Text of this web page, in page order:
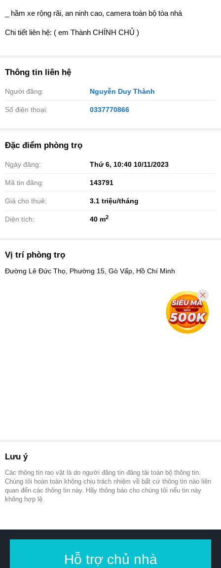
_ hầm xe rộng rãi, an ninh cao, camera toàn bộ tòa nhà
Chi tiết liên hệ: ( em Thành CHÍNH CHỦ )
Thông tin liên hệ
Người đăng: Nguyễn Duy Thành
Số điện thoại: 0337770866
Đặc điểm phòng trọ
Ngày đăng: Thứ 6, 10:40 10/11/2023
Mã tin đăng: 143791
Giá cho thuê: 3.1 triệu/tháng
Diện tích: 40 m2
Vị trí phòng trọ
Đường Lê Đức Thọ, Phường 15, Gò Vấp, Hồ Chí Minh
Lưu ý
Các thông tin rao vặt là do người đăng tin đăng tải toàn bộ thông tin.
Chúng tôi hoàn toàn không chịu trách nhiệm về bất cứ thông tin nào liên
quan đến các thông tin này. Hãy thông báo cho chúng tôi nếu tin này
không hợp lệ.
Hỗ trợ chủ nhà